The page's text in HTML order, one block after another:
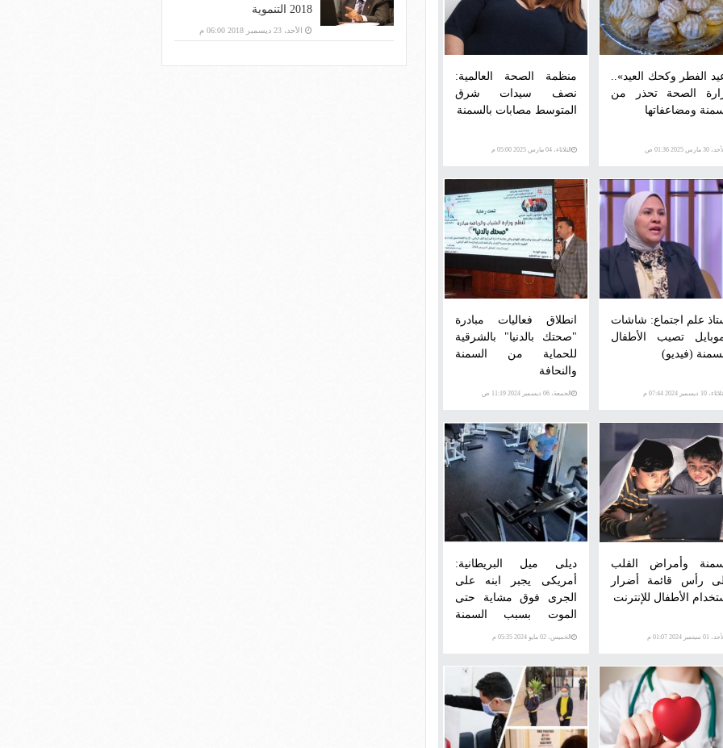
الفطر وكحك العيد»..
الصحة تحذر من
ومضاعفاتها
مارس 2025 01:36 ص
منظمة الصحة العالمية:
نصف سيدات شرق
المتوسط مصابات بالسمنة
الثلاثاء، 04 مارس 2025 05:00 م
علم اجتماع: شاشات
تصيب الأطفال
(فيديو)
10 ديسمبر 2024 07:44 م
انطلاق فعاليات مبادرة
"صحتك بالدنيا" بالشرقية
للحماية من السمنة
والنحافة
الجمعة، 06 ديسمبر 2024 11:19 ص
وأمراض القلب
رأس قائمة أضرار
الأطفال للإنترنت
سبتمبر 2024 01:07 م
ديلى ميل البريطانية:
أمريكى يجبر ابنه على
الجرى فوق مشاية حتى
الموت بسبب السمنة
(فيديو)
الخميس، 02 مايو 2024 05:35 م
2018 التنموية
الأحد، 23 ديسمبر 2018 06:00 م